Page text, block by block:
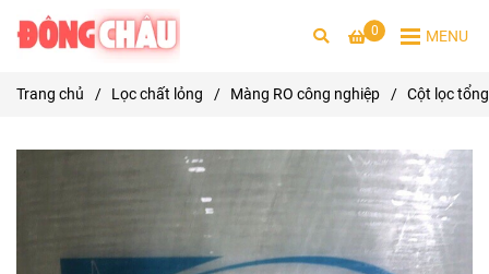
0 MENU
Trang chủ / Lọc chất lỏng / Màng RO công nghiệp / Cột lọc